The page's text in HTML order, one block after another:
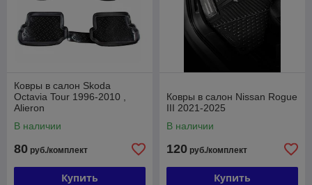
Ковры в салон Skoda
Octavia Tour 1996-2010 ,
Alieron
В наличии
80 руб./комплект
Купить
Ковры в салон Nissan Rogue
III 2021-2025
В наличии
120 руб./комплект
Купить